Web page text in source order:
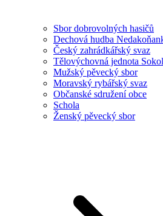
Sbor dobrovolných hasičů
Dechová hudba
Český zahrádkářský svaz
Tělovýchovná jednota Sokol
Mužský pěvecký sbor
Moravský rybářský svaz
Občanské sdružení obce
Schola
Ženský pěvecký sbor